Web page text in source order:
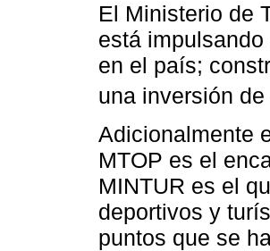
El Ministerio de
está
en el país;
una inversión
Adicionalmente
MTOP es el
MINTUR es el
deportivos y
puntos que se